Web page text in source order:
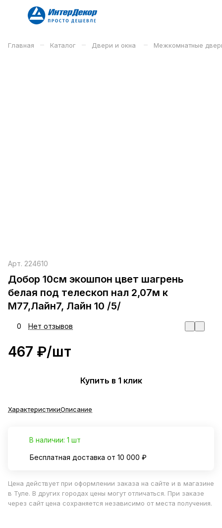
Главная – Каталог – Двери и окна – Межкомнатные
Арт. 224610
Добор 10см экошпон цвет шагрень
белая под телескоп нал 2,07м к
М77,Лайн7, Лайн 10 /5/
0 Нет отзывов
467 ₽/шт
Купить в 1 клик
ХарактеристикиОписание
В наличии: 1 шт
Бесплатная доставка от 10 000 ₽
Цена действует при оформлении заказа на сайте и в магазине
в Туле. В других городах цены могут отличаться. При заказе
через сайт цена сохраняется независимо от места получения.